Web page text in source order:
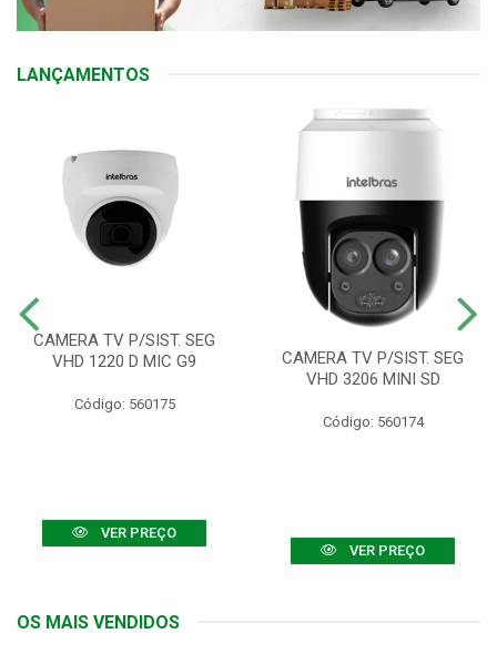
LANÇAMENTOS
CAMERA TV P/SIST. SEG
VHD 1220 D MIC G9
Código: 560175
VER PREÇO
CAMERA TV P/SIST. SEG
VHD 3206 MINI SD
Código: 560174
VER PREÇO
OS MAIS VENDIDOS